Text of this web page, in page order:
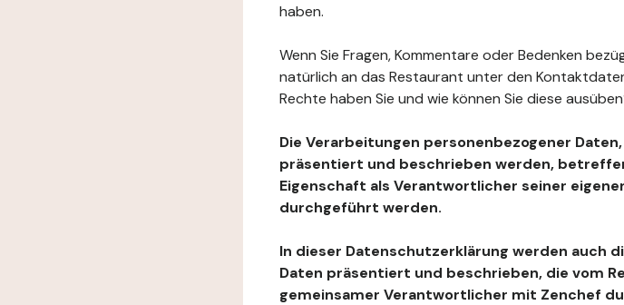
haben.
Wenn Sie Fragen, Kommentare oder Bedenken
natürlich an das Restaurant unter den
Rechte haben Sie und wie können Sie diese
Die Verarbeitungen personenbezogener
präsentiert und beschrieben werden,
Eigenschaft als Verantwortlicher seiner
durchgeführt werden.
In dieser Datenschutzerklärung werden auch
Daten präsentiert und beschrieben, die vom
gemeinsamer Verantwortlicher mit Zenchef